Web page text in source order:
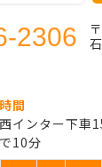
2306
間
インター下車
10分